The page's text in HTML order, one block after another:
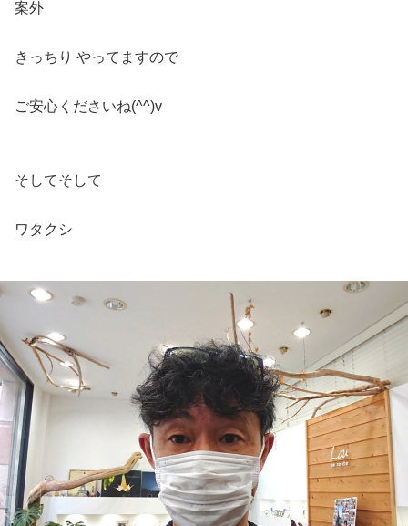
案外
きっちり やってますので
ご安心くださいね(^^)v
そしてそして
ワタクシ